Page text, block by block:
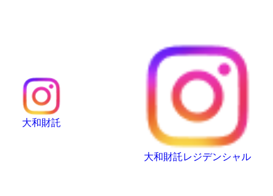
大和財託
大和財託レジデンシャル